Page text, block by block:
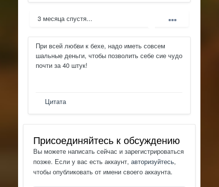
3 месяца спустя...
При всей любви к бехе, надо иметь совсем
шальные деньги, чтобы позволить себе сие чудо
почти за 40 штук!
Цитата
Присоединяйтесь к обсуждению
Вы можете написать сейчас и зарегистрироваться
позже. Если у вас есть аккаунт,авторизуйтесь,
чтобы опубликовать от имени своего аккаунта.